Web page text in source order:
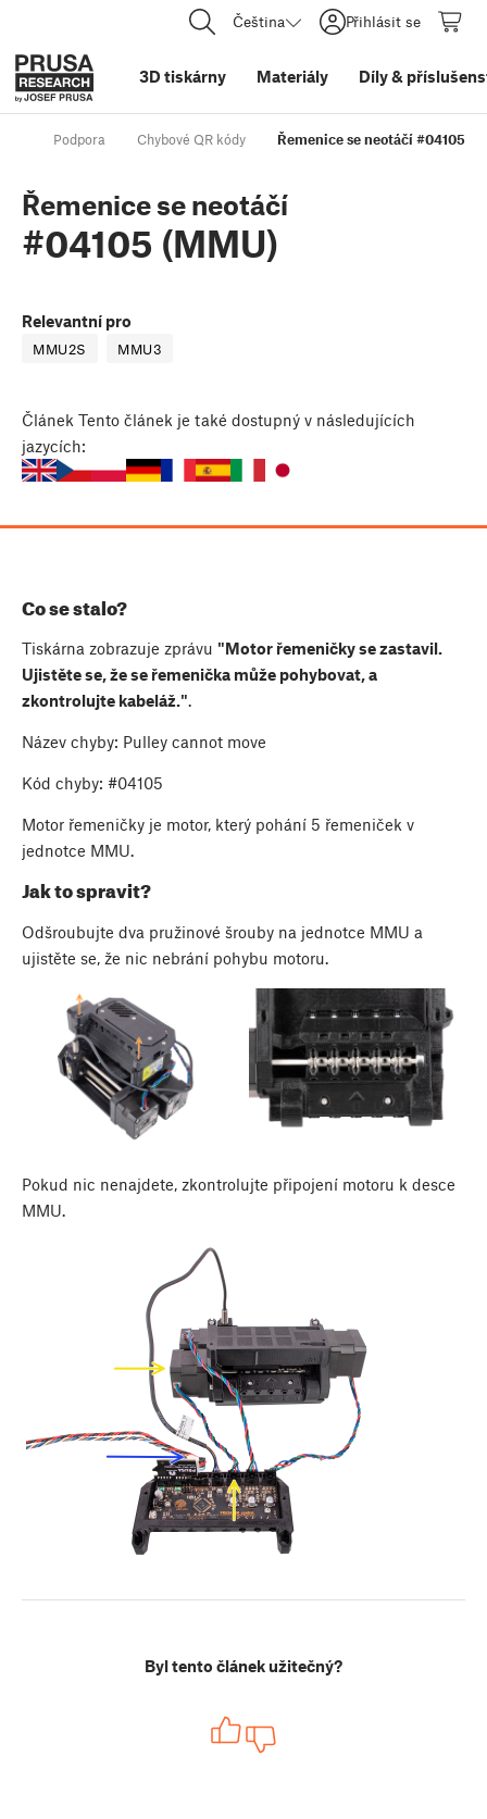
Čeština Přihlásit se
3D tiskárny Materiály Díly&
Podpora Chybové QR kódy Řemenice se neotáčí #04105
Řemenice se neotáčí
#04105 (MMU)
Relevantní pro
MMU2S MMU3
Článek Tento článek je také dostupný v následujících
jazycích:
Co se stalo?
Tiskárna zobrazuje zprávu "Motor řemeničky se zastavil.
Ujistěte se, že se řemenička může pohybovat, a
zkontrolujte kabeláž.".
Název chyby: Pulley cannot move
Kód chyby: #04105
Motor řemeničky je motor, který pohání 5 řemeniček v
jednotce MMU.
Jak to spravit?
Odšroubujte dva pružinové šrouby na jednotce MMU a
ujistěte se, že nic nebrání pohybu motoru.
Pokud nic nenajdete, zkontrolujte připojení motoru k desce
MMU.
Byl tento článek užitečný?